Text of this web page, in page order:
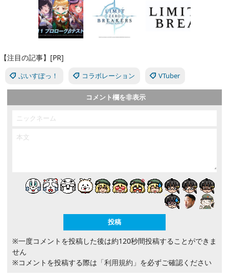
【注目の記事】[PR]
ぶいすぽっ！ コラボレーション VTuber
コメント欄を非表示
※一度コメントを投稿した後は約120秒間投稿することができま
せん
※コメントを投稿する際は 「利用規約」 を必ずご確認ください